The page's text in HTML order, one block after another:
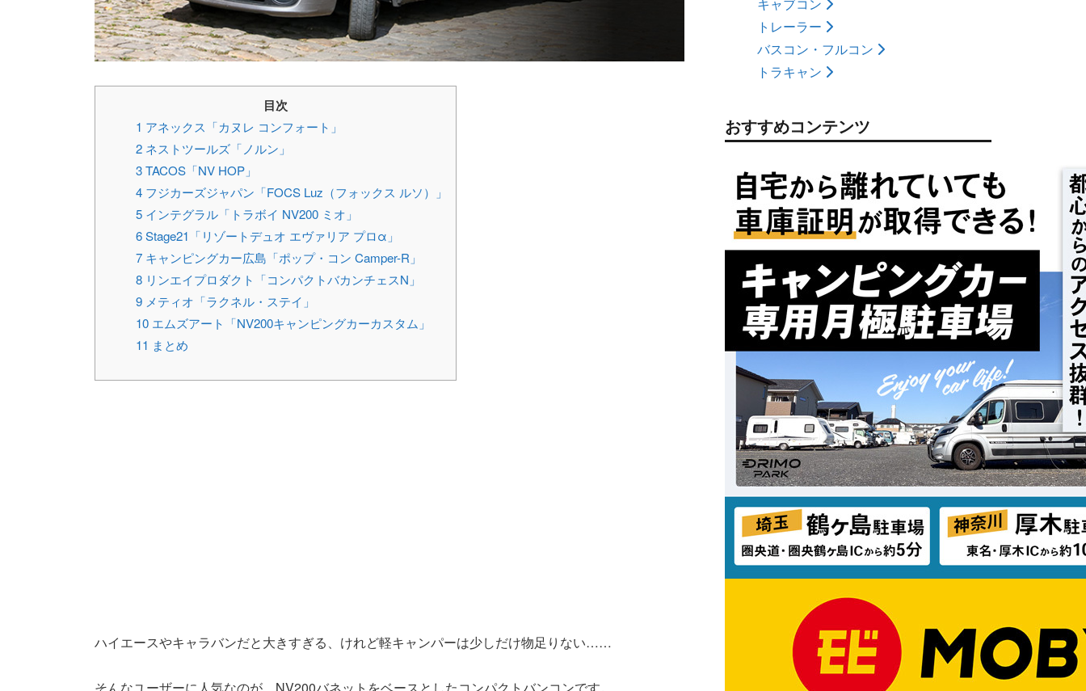
目次
1 アネックス「カヌレ コンフォート」
2 ネストツールズ「ノルン」
3TACOS「NV HOP」
4 フジカーズジャパン「FOCS Luz（フォックス ルソ）」
5 インテグラル「トラボイ NV200 ミオ」
6Stage21「リゾートデュオ エヴァリア プロα」
7 キャンピングカー広島「ポップ・コン Camper-R」
8 リンエイプロダクト「コンパクトバカンチェスN」
9 メティオ「ラクネル・ステイ」
10 エムズアート「NV200キャンピングカーカスタム」
11 まとめ
ハイエースやキャラバンだと大きすぎる、けれど軽キャンパーは少しだけ物足りない……
そんなユーザーに人気なのが、NV200バネットをベースとしたコンパクトバンコンです。
キャブコン
トレーラー
バスコン・フルコン
トラキャン
おすすめコンテンツ